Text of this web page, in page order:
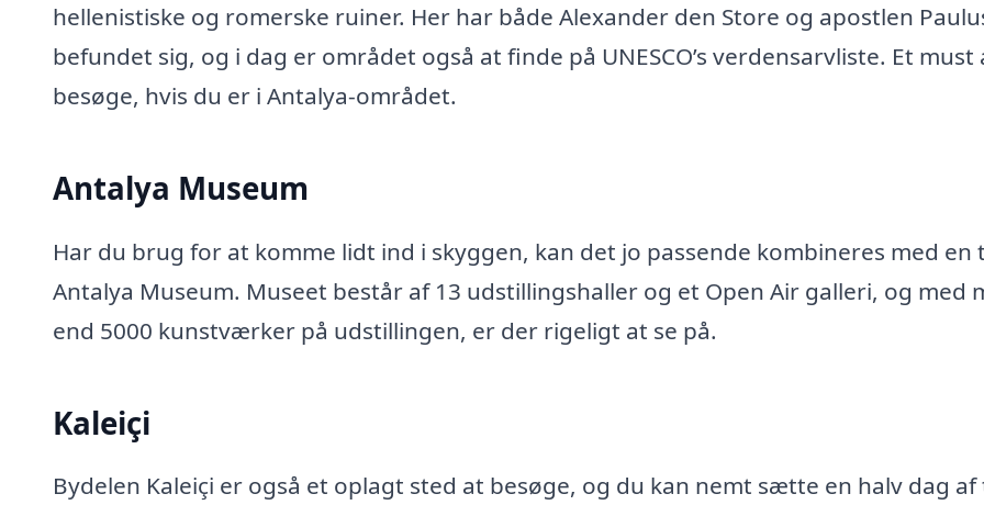
hellenistiske og romerske ruiner. Her har både Alexander den Store og apostlen
befundet sig, og i dag er området også at finde på UNESCO’s verdensarvliste. Et must
besøge, hvis du er i Antalya-området.
Antalya Museum
Har du brug for at komme lidt ind i skyggen, kan det jo passende kombineres med en
Antalya Museum. Museet består af 13 udstillingshaller og et Open Air galleri, og med
end 5000 kunstværker på udstillingen, er der rigeligt at se på.
Kaleiçi
Bydelen Kaleiçi er også et oplagt sted at besøge, og du kan nemt sætte en halv dag af